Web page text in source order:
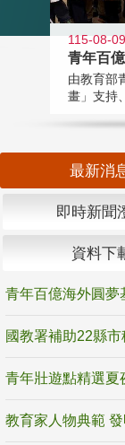
115-08-09
青年百
由教育部
畫」支持
最新消
即時新聞
資料下